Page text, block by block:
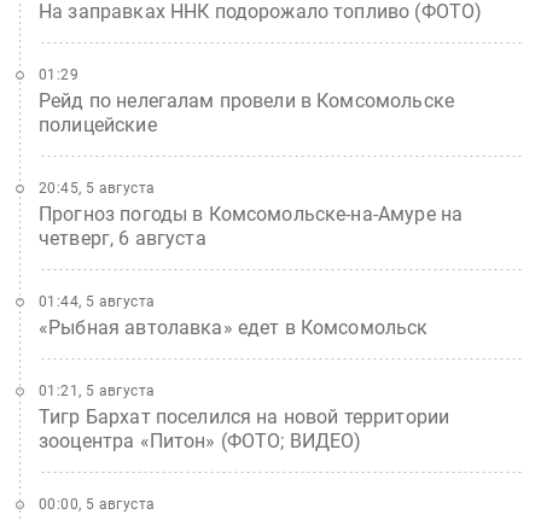
На заправках ННК подорожало топливо (ФОТО)
Рейд по нелегалам провели в Комсомольске
полицейские
01:29
Прогноз погоды в Комсомольске-на-Амуре на
четверг, 6 августа
20:45, 5 августа
«Рыбная автолавка» едет в Комсомольск
01:44, 5 августа
Тигр Бархат поселился на новой территории
зооцентра «Питон» (ФОТО; ВИДЕО)
01:21, 5 августа
00:00, 5 августа